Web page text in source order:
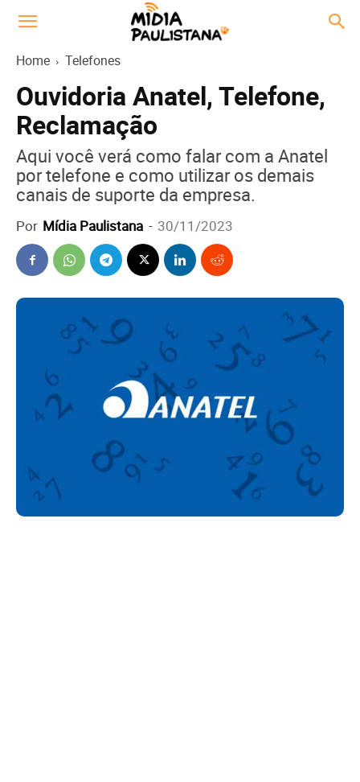
Home Telefones
Ouvidoria Anatel, Telefone,
Reclamação
Aqui você verá como falar com a Anatel
por telefone e como utilizar os demais
canais de suporte da empresa.
Por Mídia Paulistana - 30/11/2023